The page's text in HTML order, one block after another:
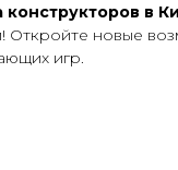
конструкторов в
Откройте новые
игр.